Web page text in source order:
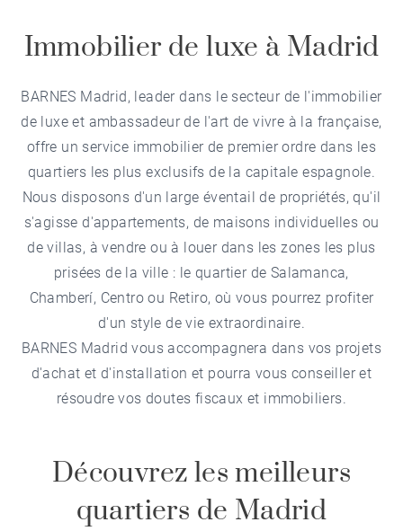
Immobilier de luxe à Madrid
BARNES Madrid, leader dans le secteur de l'immobilier
de luxe et ambassadeur de l'art de vivre à la française,
offre un service immobilier de premier ordre dans les
quartiers les plus exclusifs de la capitale espagnole.
Nous disposons d'un large éventail de propriétés, qu'il
s'agisse d'appartements, de maisons individuelles ou
de villas, à vendre ou à louer dans les zones les plus
prisées de la ville : le quartier de Salamanca,
Chamberí, Centro ou Retiro, où vous pourrez profiter
d'un style de vie extraordinaire.
BARNES Madrid vous accompagnera dans vos projets
d'achat et d'installation et pourra vous conseiller et
résoudre vos doutes fiscaux et immobiliers.
Découvrez les meilleurs
quartiers de Madrid